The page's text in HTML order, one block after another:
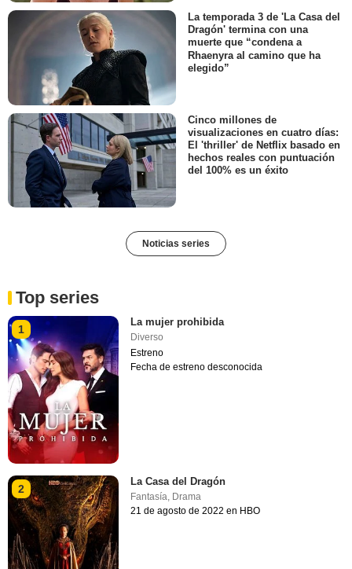
La temporada 3 de 'La Casa del
Dragón' termina con una
muerte que “condena a
Rhaenyra al camino que ha
elegido”
Cinco millones de
visualizaciones en cuatro días:
El 'thriller' de Netflix basado en
hechos reales con puntuación
del 100% es un éxito
Noticias series
Top series
1
La mujer prohibida
Diverso
Estreno
Fecha de estreno desconocida
2
La Casa del Dragón
Fantasía, Drama
21 de agosto de 2022 en HBO